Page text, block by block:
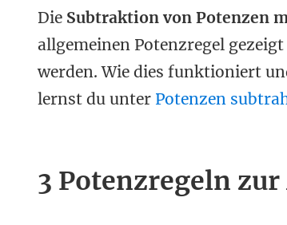
Die Subtraktion von Potenzen
allgemeinen Potenzregel
werden. Wie dies funktioniert
lernst du unter Potenzen
3 Potenzregeln